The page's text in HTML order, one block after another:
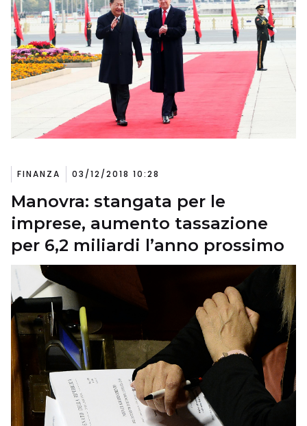
FINANZA 03/12/2018 10:28
Manovra: stangata per le
imprese, aumento tassazione
per 6,2 miliardi l’anno prossimo